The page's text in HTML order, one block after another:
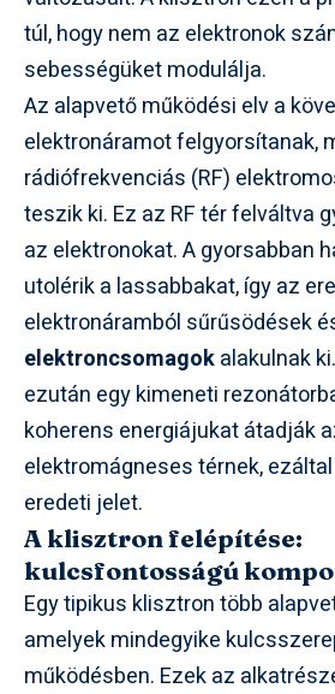
túl, hogy nem az elektronok
sebességüket modulálja.
Az alapvető működési elv a
elektronáramot felgyorsítanak,
rádiófrekvenciás (RF)
teszik ki. Ez az RF tér felváltva
az elektronokat. A gyorsabban
utolérik a lassabbakat, így az
elektronáramból sűrűsödések
elektroncsomagokalakulnak
ezután egy kimeneti
koherens energiájukat átadják
elektromágneses térnek,
eredeti jelet.
A klisztron felépítése:
kulcsfontosságú
Egy tipikus klisztron több
amelyek mindegyike
működésben. Ezek az